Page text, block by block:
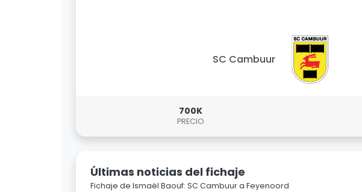
SC Cambuur
700K
PRECIO
Últimas noticias del fichaje
Fichaje de Ismaël Baouf: SC Cambuur a Feyenoord